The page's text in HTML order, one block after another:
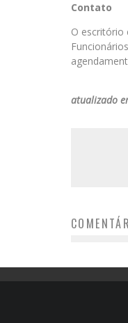
Contato
O escritório
atualizado